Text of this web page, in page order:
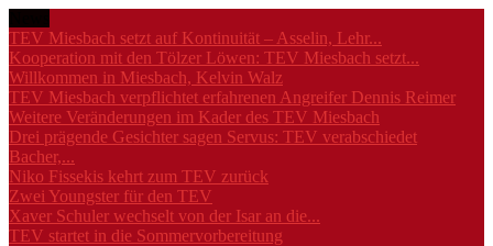
TEV Miesbach setzt auf Kontinuität – Asselin, Lehr...
Kooperation mit den Tölzer Löwen: TEV Miesbach setzt...
Willkommen in Miesbach, Kelvin Walz
TEV Miesbach verpflichtet erfahrenen Angreifer Dennis Reimer
Weitere Veränderungen im Kader des TEV Miesbach
Drei prägende Gesichter sagen Servus: TEV verabschiedet
Bacher,...
Niko Fissekis kehrt zum TEV zurück
Zwei Youngster für den TEV
Xaver Schuler wechselt von der Isar an die...
TEV startet in die Sommervorbereitung